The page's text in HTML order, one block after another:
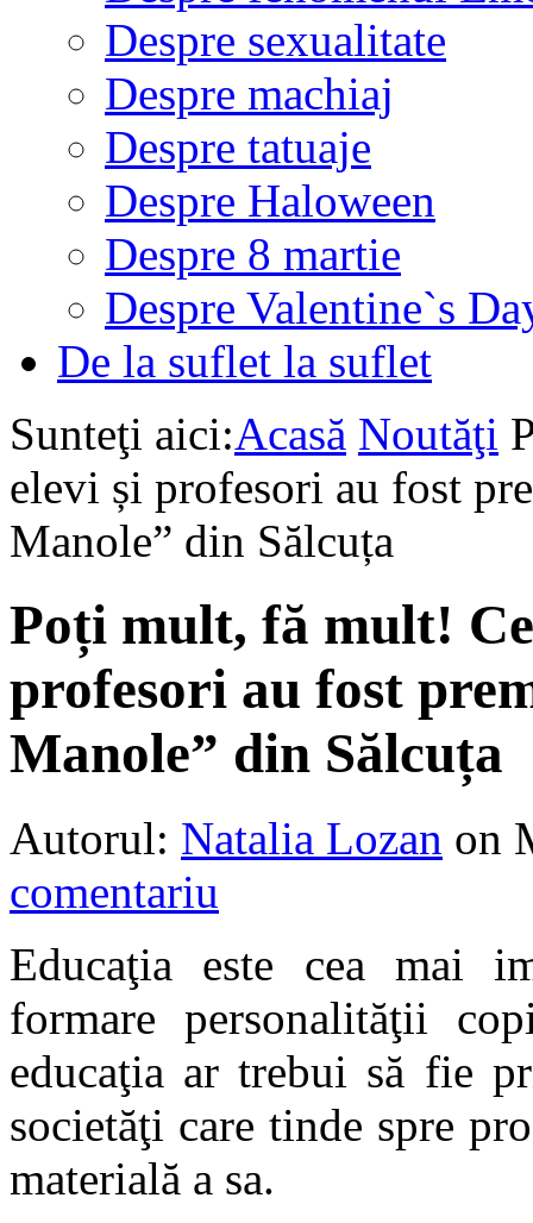
Despre sexualitate
Despre machiaj
Despre tatuaje
Despre Haloween
Despre 8 martie
Despre Valentine`s
De la suflet la suflet
Sunteţi aici:Acasă Noutăţi
elevi și profesori au fost
Manole” din Sălcuța
Poți mult, fă mult!
profesori au fost
Manole” din Sălcuța
Autorul: Natalia Lozan on
comentariu
Educaţia este cea mai
formare personalităţii
educaţia ar trebui să fie
societăţi care tinde spre
materială a sa.